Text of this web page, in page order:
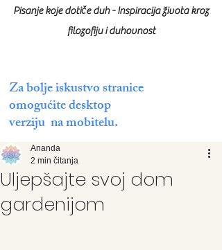
Za bolje iskustvo stranice
omogućite desktop
verziju na mobitelu.
Pisanje koje dotiče duh - Inspiracija života kroz
filozofiju i duhovnost
Uljepšajte svoj dom
gardenijom
Ananda
2 min čitanja